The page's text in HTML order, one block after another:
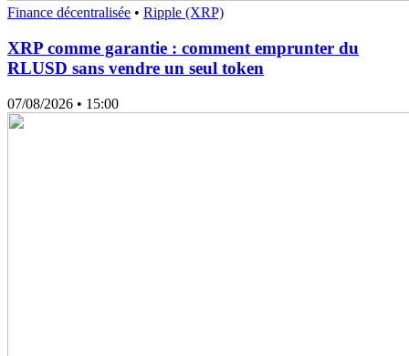
Finance décentralisée • Ripple (XRP)
XRP comme garantie : comment emprunter du
RLUSD sans vendre un seul token
07/08/2026 • 15:00